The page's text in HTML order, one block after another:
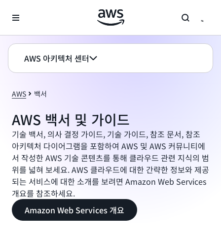
AWS 아키텍처 센터
AWS 백서
AWS 백서 및 가이드
기술 백서, 의사 결정 가이드, 기술 가이드, 참조 문서, 참조
아키텍처 다이어그램을 포함하여 AWS 및 AWS 커뮤니티에
서 작성한 AWS 기술 콘텐츠를 통해 클라우드 관련 지식의 범
위를 넓혀 보세요. AWS 클라우드에 대한 간략한 정보와 제공
되는 서비스에 대한 소개를 보려면 Amazon Web Services
개요를 참조하세요.
Amazon Web Services 개요